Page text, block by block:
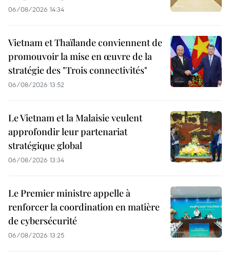
06/08/2026 14:34
Vietnam et Thaïlande conviennent de
promouvoir la mise en œuvre de la
stratégie des "Trois connectivités"
06/08/2026 13:52
Le Vietnam et la Malaisie veulent
approfondir leur partenariat
stratégique global
06/08/2026 13:34
Le Premier ministre appelle à
renforcer la coordination en matière
de cybersécurité
06/08/2026 13:25